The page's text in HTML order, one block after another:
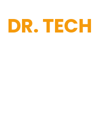
DR. TECH